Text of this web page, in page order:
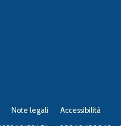
Note legali Accessibilità